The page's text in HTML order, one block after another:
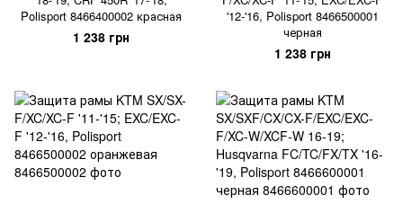
Polisport 8466400002 красная
1 238 грн
'12-'16, Polisport 8466500001
черная
1 238 грн